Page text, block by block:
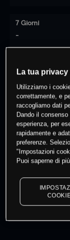
7 Giorni
-
0 % dei
questo
I prezzi sono
dati di
La tua
Utilizziamo i
correttamente, e
raccogliamo dati
Dando il
esperienza, per
rapidamente e
preferenze.
"Impostazioni
Puoi saperne di